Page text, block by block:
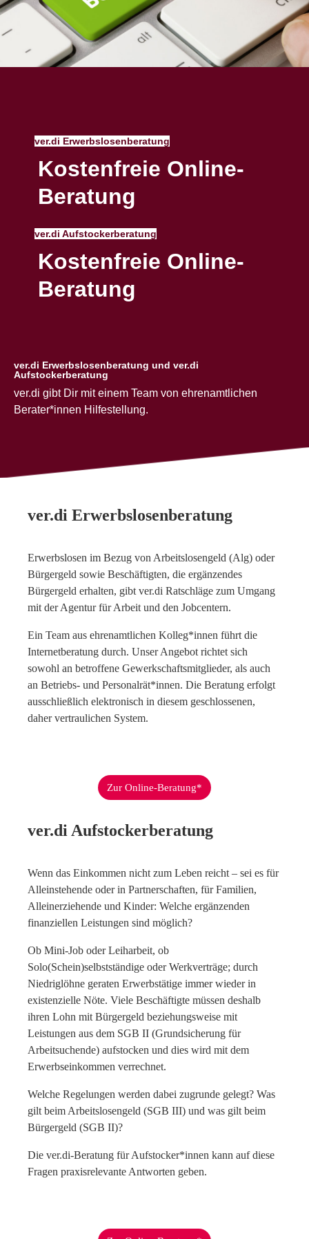
ver.di Erwerbslosenberatung
Kostenfreie Online-
Beratung
ver.di Aufstockerberatung
Kostenfreie Online-
Beratung
ver.di Erwerbslosenberatung und ver.di
Aufstockerberatung
ver.di gibt Dir mit einem Team von ehrenamtlichen
Berater*innen Hilfestellung.
ver.di Erwerbslosenberatung
Erwerbslosen im Bezug von Arbeitslosengeld (Alg) oder
Bürgergeld sowie Beschäftigten, die ergänzendes
Bürgergeld erhalten, gibt ver.di Ratschläge zum Umgang
mit der Agentur für Arbeit und den Jobcentern.
Ein Team aus ehrenamtlichen Kolleg*innen führt die
Internetberatung durch. Unser Angebot richtet sich
sowohl an betroffene Gewerkschaftsmitglieder, als auch
an Betriebs- und Personalrät*innen. Die Beratung erfolgt
ausschließlich elektronisch in diesem geschlossenen,
daher vertraulichen System.
Zur Online-Beratung*
ver.di Aufstockerberatung
Wenn das Einkommen nicht zum Leben reicht – sei es für
Alleinstehende oder in Partnerschaften, für Familien,
Alleinerziehende und Kinder: Welche ergänzenden
finanziellen Leistungen sind möglich?
Ob Mini-Job oder Leiharbeit, ob
Solo(Schein)selbstständige oder Werkverträge; durch
Niedriglöhne geraten Erwerbstätige immer wieder in
existenzielle Nöte. Viele Beschäftigte müssen deshalb
ihren Lohn mit Bürgergeld beziehungsweise mit
Leistungen aus dem SGB II (Grundsicherung für
Arbeitsuchende) aufstocken und dies wird mit dem
Erwerbseinkommen verrechnet.
Welche Regelungen werden dabei zugrunde gelegt? Was
gilt beim Arbeitslosengeld (SGB III) und was gilt beim
Bürgergeld (SGB II)?
Die ver.di-Beratung für Aufstocker*innen kann auf diese
Fragen praxisrelevante Antworten geben.